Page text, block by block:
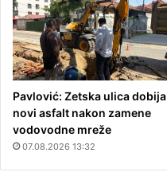
Pavlović: Zetska ulica dobija
novi asfalt nakon zamene
vodovodne mreže
07.08.2026 13:32